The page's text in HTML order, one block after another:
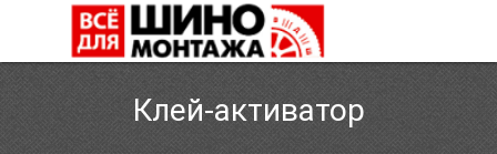
Клей-активатор